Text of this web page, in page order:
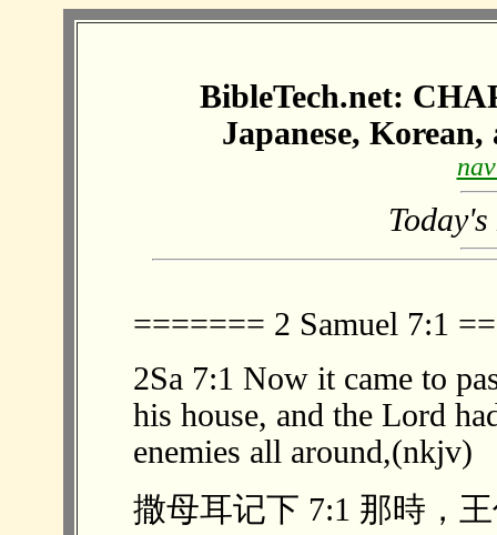
BibleTech.net:
Japanese,
======= 2 Samuel 7:1
2Sa 7:1 Now it came to
his house, and the Lord
enemies all around,(nkjv)
撒母耳记下 7:1 那時，